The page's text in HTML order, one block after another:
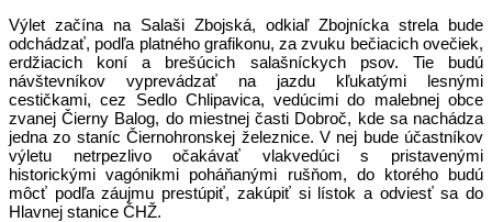
Výlet začína na Salaši Zbojská, odkiaľ Zbojnícka strela bude
odchádzať, podľa platného grafikonu, za zvuku bečiacich ovečiek,
erdžiacich koní a brešúcich salašníckych psov. Tie budú
návštevníkov vyprevádzať na jazdu kľukatými lesnými
cestičkami, cez Sedlo Chlipavica, vedúcimi do malebnej obce
zvanej Čierny Balog, do miestnej časti Dobroč, kde sa nachádza
jedna zo staníc Čiernohronskej železnice. V nej bude účastníkov
výletu netrpezlivo očakávať vlakvedúci s pristavenými
historickými vagónikmi poháňanými rušňom, do ktorého budú
môcť podľa záujmu prestúpiť, zakúpiť si lístok a odviesť sa do
Hlavnej stanice ČHŽ.